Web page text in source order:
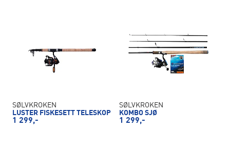
SØLVKROKEN
LUSTER FISKESETT TELESKOP
1 299,-
SØLVKROKEN
KOMBO SJØ
1 299,-